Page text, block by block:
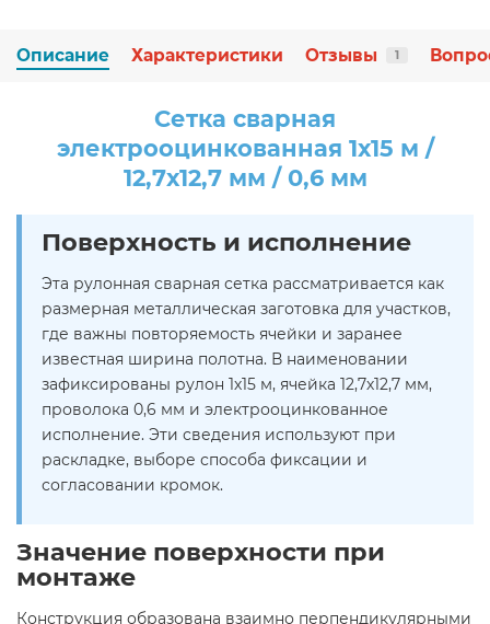
Описание Характеристики Отзывы 1
Сетка сварная
электрооцинкованная 1х15 м /
12,7х12,7 мм / 0,6 мм
Поверхность и исполнение
Эта рулонная сварная сетка рассматривается как
размерная металлическая заготовка для участков,
где важны повторяемость ячейки и заранее
известная ширина полотна. В наименовании
зафиксированы рулон 1х15 м, ячейка 12,7х12,7 мм,
проволока 0,6 мм и электрооцинкованное
исполнение. Эти сведения используют при
раскладке, выборе способа фиксации и
согласовании кромок.
Значение поверхности при
монтаже
Конструкция образована взаимно перпендикулярными